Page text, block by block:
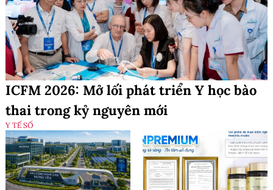
ICFM 2026: Mở lối phát triển Y học bào
thai trong kỷ nguyên mới
Y TẾ SỐ